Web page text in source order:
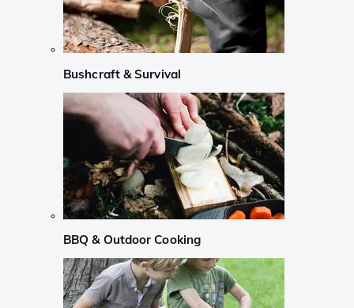
Bushcraft & Survival
BBQ & Outdoor Cooking